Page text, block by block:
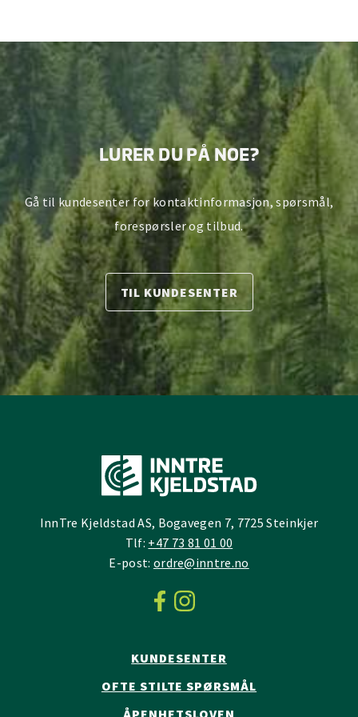
LURER DU PÅ NOE?
Gå til kundesenter for kontaktinformasjon, spørsmål,
forespørsler og tilbud.
TIL KUNDESENTER
InnTre Kjeldstad AS, Bogavegen 7, 7725 Steinkjer
Tlf: +47 73 81 01 00
E-post: ordre@inntre.no
KUNDESENTER
OFTE STILTE SPØRSMÅL